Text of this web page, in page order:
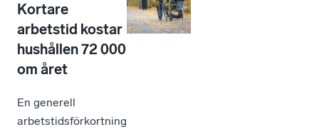
Kortare
arbetstid kostar
hushållen 72 000
om året
En generell
arbetstidsförkortning